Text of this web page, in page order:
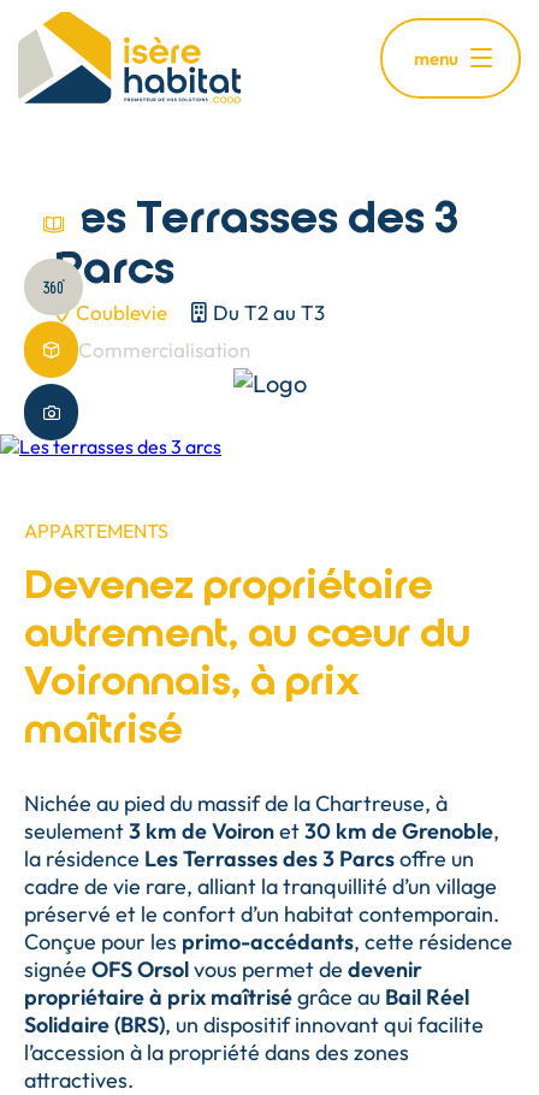
au
contenu
principal
menu
Les Terrasses des 3
Parcs
Coublevie
Du T2 au T3
Commercialisation
voir brochure
Visite virtuelle
Maquette 3D
Plus de photos
APPARTEMENTS
Devenez propriétaire
autrement, au cœur du
Voironnais, à prix
maîtrisé
Nichée au pied du massif de la Chartreuse, à
seulement3 km de Voironet30 km de Grenoble,
la résidence Les Terrasses des 3 Parcsoffre un
cadre de vie rare, alliant la tranquillité d’un village
préservé et le confort d’un habitat contemporain.
Conçue pour les primo-accédants, cette résidence
signée OFS Orsolvous permet de devenir
propriétaire à prix maîtriségrâce au Bail Réel
Solidaire (BRS), un dispositif innovant qui facilite
l’accession à la propriété dans des zones
attractives.